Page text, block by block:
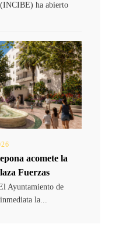
ha abierto
acomete la
Fuerzas
Ayuntamiento de
la...